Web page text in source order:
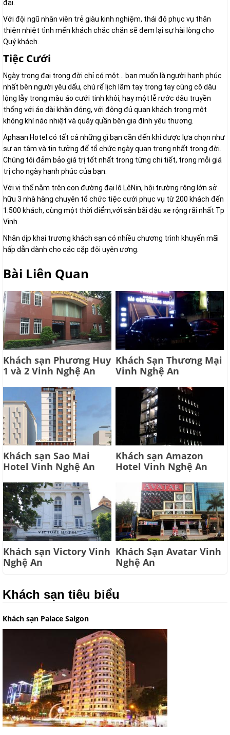
đại.
Với đội ngũ nhân viên trẻ giàu kinh nghiệm, thái độ phục vụ thân
thiện nhiệt tình mến khách chắc chắn sẽ đem lại sự hài lòng cho
Quý khách.
Tiệc Cưới
Ngày trọng đại trong đời chỉ có một… bạn muốn là người hạnh phúc
nhất bên người yêu dấu, chú rể lịch lãm tay trong tay cùng cô dâu
lộng lẫy trong màu áo cưới tinh khôi, hay một lễ rước dâu truyền
thống với áo dài khăn đóng, với đông đủ quan khách trong một
không khí náo nhiệt và quây quần bên gia đình yêu thương.
Aphaan Hotel có tất cả những gì bạn cần đến khi được lựa chọn như
sự an tâm và tin tưởng để tổ chức ngày quan trọng nhất trong đời.
Chúng tôi đảm bảo giá trị tốt nhất trong từng chi tiết, trong mỗi giá
trị cho ngày hạnh phúc của bạn.
Với vị thế nằm trên con đường đại lộ LêNin, hội trường rộng lớn sở
hữu 3 nhà hàng chuyên tổ chức tiệc cưới phục vụ từ 200 khách đến
1.500 khách, cùng một thời điểm,với sân bãi đậu xe rộng rãi nhất Tp
Vinh.
Nhân dịp khai trương khách sạn có nhiều chương trình khuyến mãi
hấp dẫn dành cho các cặp đôi uyên ương.
Bài Liên Quan
Khách sạn Phương Huy
1 và 2 Vinh Nghệ An
Khách Sạn Thương Mại
Vinh Nghệ An
Khách sạn Sao Mai
Hotel Vinh Nghệ An
Khách sạn Amazon
Hotel Vinh Nghệ An
Khách sạn Victory Vinh
Nghệ An
Khách Sạn Avatar Vinh
Nghệ An
Khách sạn tiêu biểu
Khách sạn Palace Saigon